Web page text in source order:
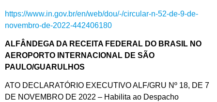
https://www.in.gov.br/en/web/dou/-/circular-n-52-de-9-de-
novembro-de-2022-442406180
ALFÂNDEGA DA RECEITA FEDERAL DO BRASIL NO
AEROPORTO INTERNACIONAL DE SÃO
PAULO/GUARULHOS
ATO DECLARATÓRIO EXECUTIVO ALF/GRU Nº 18, DE 7
DE NOVEMBRO DE 2022 – Habilita ao Despacho